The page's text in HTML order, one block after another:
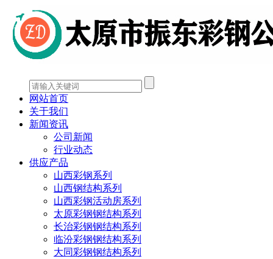
网站首页
关于我们
新闻资讯
公司新闻
行业动态
供应产品
山西彩钢系列
山西钢结构系列
山西彩钢活动房系列
太原彩钢钢结构系列
长治彩钢钢结构系列
临汾彩钢钢结构系列
大同彩钢钢结构系列